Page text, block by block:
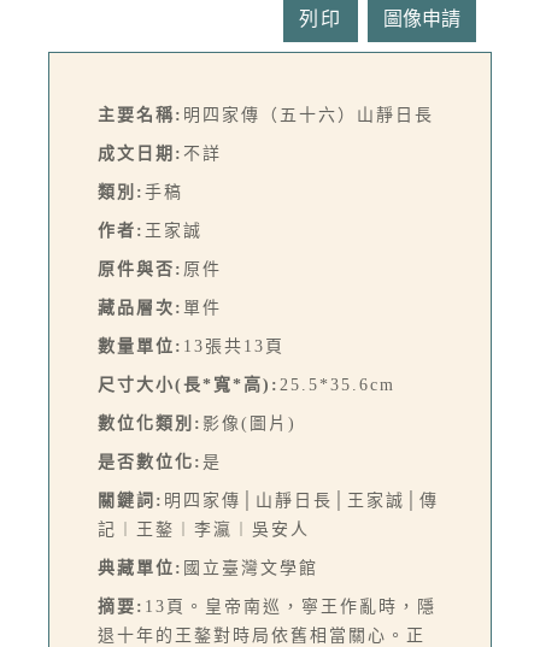
列印
主要名稱: 明四家傳（五十六）山靜日長
成文日期: 不詳
類別: 手稿
作者: 王家誠
原件與否: 原件
藏品層次: 單件
數量單位: 13張共13頁
尺寸大小(長*寬*高): 25.5*35.6cm
數位化類別: 影像(圖片)
是否數位化: 是
關鍵詞: 明四家傳│山靜日長│王家誠│傳
記︱王鏊︱李瀛︱吳安人
典藏單位: 國立臺灣文學館
摘要: 13頁。皇帝南巡，寧王作亂時，隱
退十年的王鏊對時局依舊相當關心。正